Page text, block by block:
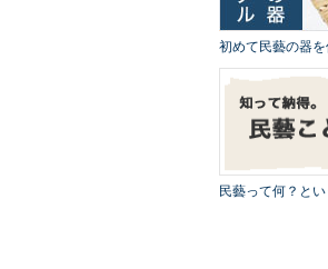
初めて民藝の器を
民藝って何？とい